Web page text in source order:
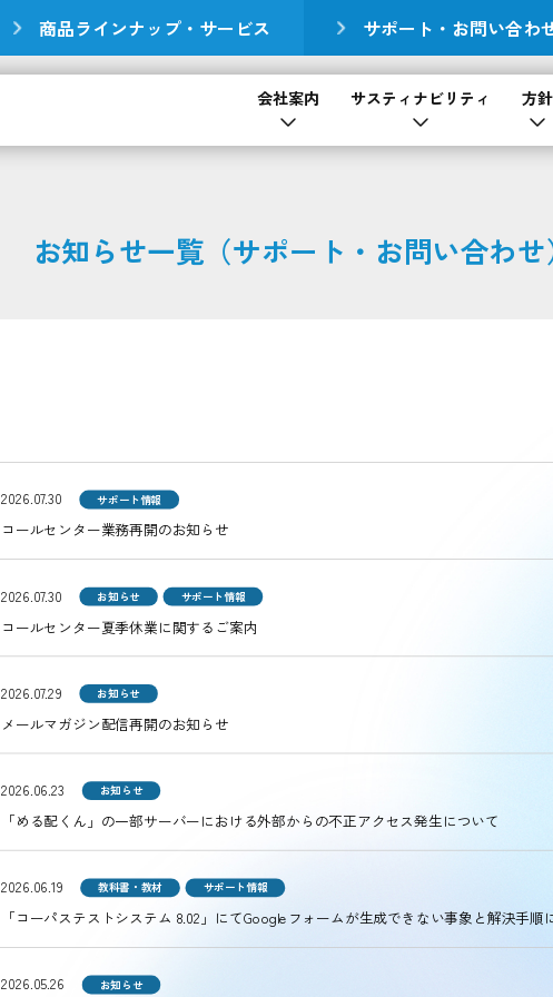
商品ラインナップ・サービス サポート・お問い合わ
会社案内 サスティナビリティ 方針
お知らせ一覧（サポート・お問い合わ
2026.07.30 サポート情報
コールセンター業務再開のお知らせ
2026.07.30 お知らせ サポート情報
コールセンター夏季休業に関するご案内
2026.07.29 お知らせ
メールマガジン配信再開のお知らせ
2026.06.23 お知らせ
「める配くん」の一部サーバーにおける外部からの不正アクセス発生について
2026.06.19 教科書・教材 サポート情報
「コーパステストシステム 8.02」にてGoogleフォームが生成できない事象と解決手順
2026.05.26 お知らせ